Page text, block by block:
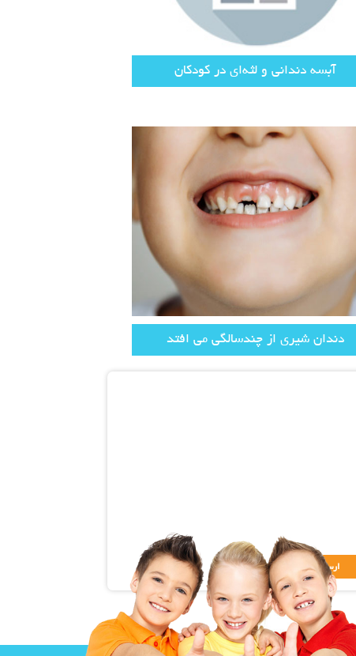
آبسه دندانی و لثه‌ای در کودکان
دندان شیری از چندسالگی می افتد